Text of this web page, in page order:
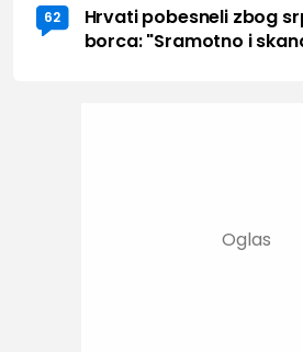
62
Hrvati pobesneli zbog
borca: "Sramotno i